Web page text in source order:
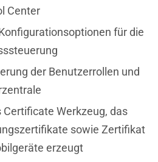
Center
für die
der Benutzerrollen und
Certificate Werkzeug, das
sowie Zertifikat
erzeugt